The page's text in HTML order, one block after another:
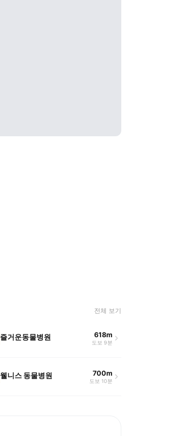
전체 보기
즐거운동물병원 618m
도보 9분
웰니스 동물병원 700m
도보 10분